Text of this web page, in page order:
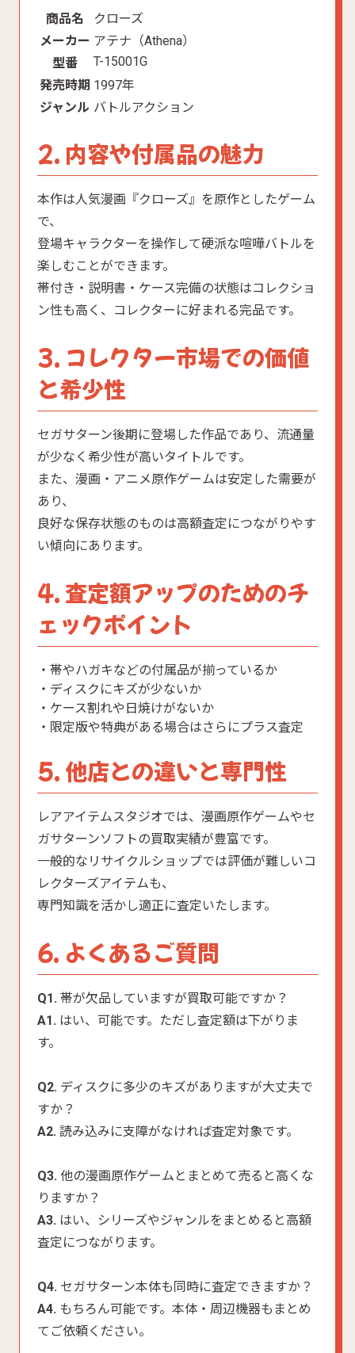
商品名
クローズ
メーカー アテナ（Athena）
型番
T-15001G
発売時期 1997年
ジャンル バトルアクション
2. 内容や付属品の魅力
本作は人気漫画『クローズ』を原作としたゲーム
で、
登場キャラクターを操作して硬派な喧嘩バトルを
楽しむことができます。
帯付き・説明書・ケース完備の状態はコレクショ
ン性も高く、コレクターに好まれる完品です。
3. コレクター市場での価値
と希少性
セガサターン後期に登場した作品であり、流通量
が少なく希少性が高いタイトルです。
また、漫画・アニメ原作ゲームは安定した需要が
あり、
良好な保存状態のものは高額査定につながりやす
い傾向にあります。
4. 査定額アップのためのチ
ェックポイント
・帯やハガキなどの付属品が揃っているか
・ディスクにキズが少ないか
・ケース割れや日焼けがないか
・限定版や特典がある場合はさらにプラス査定
5. 他店との違いと専門性
レアアイテムスタジオでは、漫画原作ゲームやセ
ガサターンソフトの買取実績が豊富です。
一般的なリサイクルショップでは評価が難しいコ
レクターズアイテムも、
専門知識を活かし適正に査定いたします。
6. よくあるご質問
Q1. 帯が欠品していますが買取可能ですか？
A1. はい、可能です。ただし査定額は下がりま
す。
Q2. ディスクに多少のキズがありますが大丈夫で
すか？
A2. 読み込みに支障がなければ査定対象です。
Q3. 他の漫画原作ゲームとまとめて売ると高くな
りますか？
A3. はい、シリーズやジャンルをまとめると高額
査定につながります。
Q4. セガサターン本体も同時に査定できますか？
A4. もちろん可能です。本体・周辺機器もまとめ
てご依頼ください。